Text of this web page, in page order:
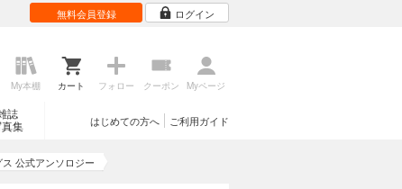
無料会員登録 ログイン
My本棚 カート フォロー クーポン Myページ
誌
集
ご利用ガイド
はじめての方へ
公式アンソロジー